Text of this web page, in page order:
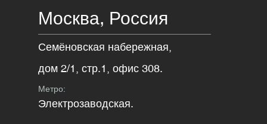
Москва, Россия
Семёновская набережная,
дом 2/1, стр.1, офис 308.
Метро:
Электрозаводская.